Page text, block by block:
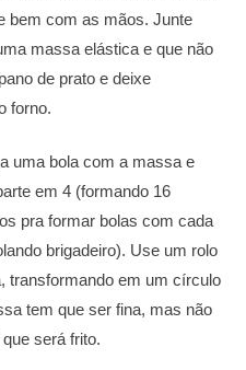
bem com as mãos. Junte
massa elástica e que não
de prato e deixe
forno.
uma bola com a massa e
em 4 (formando 16
pra formar bolas com cada
brigadeiro). Use um rolo
transformando em um círculo
tem que ser fina, mas não
será frito.